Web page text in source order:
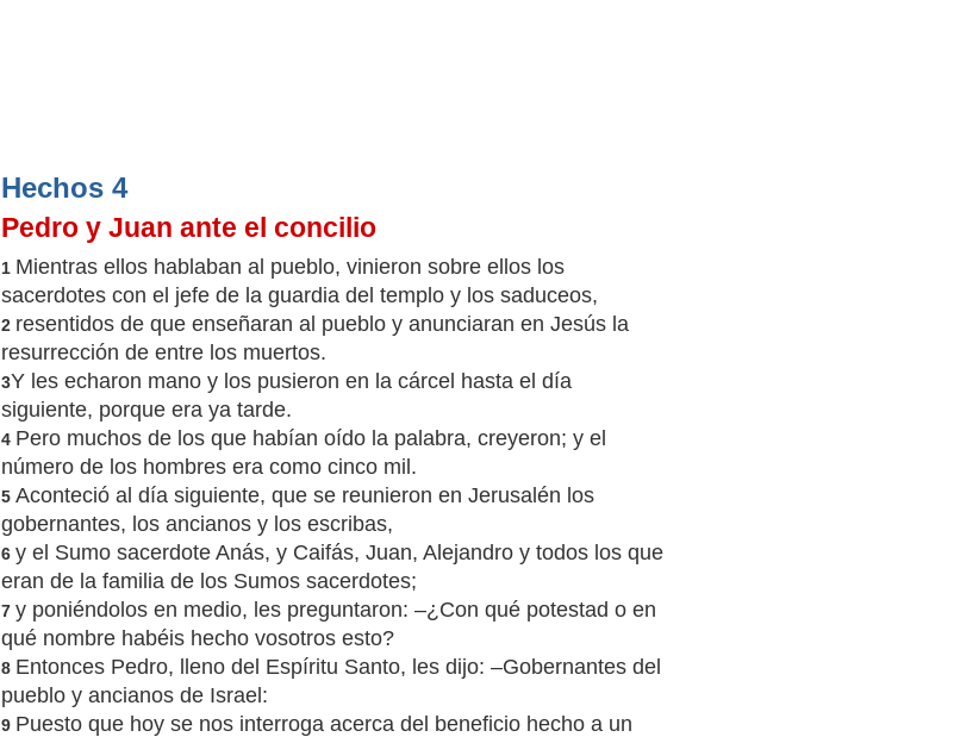
Hechos 4
Pedro y Juan ante el concilio
1 Mientras ellos hablaban al pueblo, vinieron sobre ellos los
sacerdotes con el jefe de la guardia del templo y los saduceos,
2 resentidos de que enseñaran al pueblo y anunciaran en Jesús la
resurrección de entre los muertos.
3Y les echaron mano y los pusieron en la cárcel hasta el día
siguiente, porque era ya tarde.
4 Pero muchos de los que habían oído la palabra, creyeron; y el
número de los hombres era como cinco mil.
5Aconteció al día siguiente, que se reunieron en Jerusalén los
gobernantes, los ancianos y los escribas,
6y el Sumo sacerdote Anás, y Caifás, Juan, Alejandro y todos los que
eran de la familia de los Sumos sacerdotes;
7y poniéndolos en medio, les preguntaron: –¿Con qué potestad o en
qué nombre habéis hecho vosotros esto?
8 Entonces Pedro, lleno del Espíritu Santo, les dijo: –Gobernantes del
pueblo y ancianos de Israel:
9 Puesto que hoy se nos interroga acerca del beneficio hecho a un